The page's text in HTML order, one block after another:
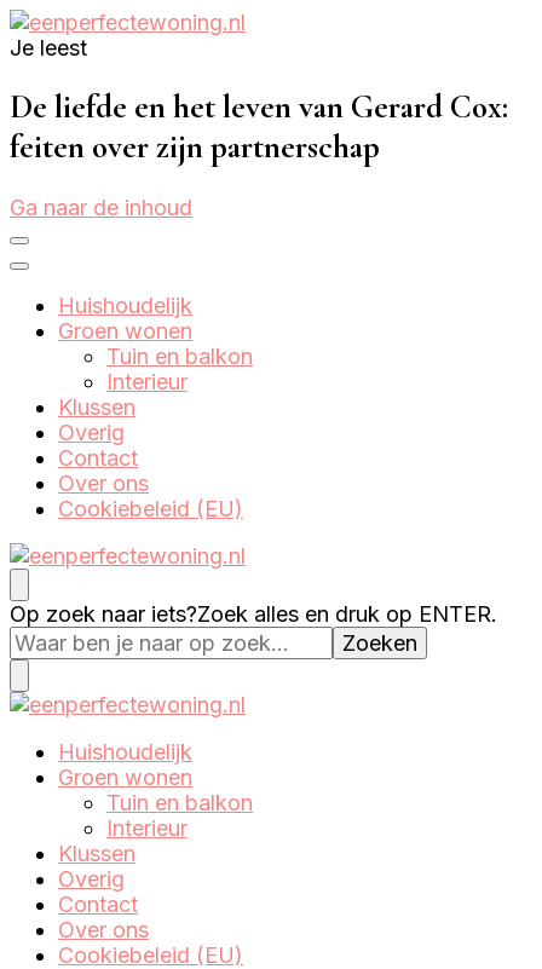
Je leest
De liefde en het leven van Gerard Cox:
feiten over zijn partnerschap
Ga naar de inhoud
Huishoudelijk
Groen wonen
Tuin en balkon
Interieur
Klussen
Overig
Contact
Over ons
Cookiebeleid (EU)
Eenperfectewoning.nl
We brengen jouw droomhuis tot leven
Op zoek naar iets?Zoek alles en druk op ENTER.
Eenperfectewoning.nl
We brengen jouw droomhuis tot leven
Huishoudelijk
Groen wonen
Tuin en balkon
Interieur
Klussen
Overig
Contact
Over ons
Cookiebeleid (EU)